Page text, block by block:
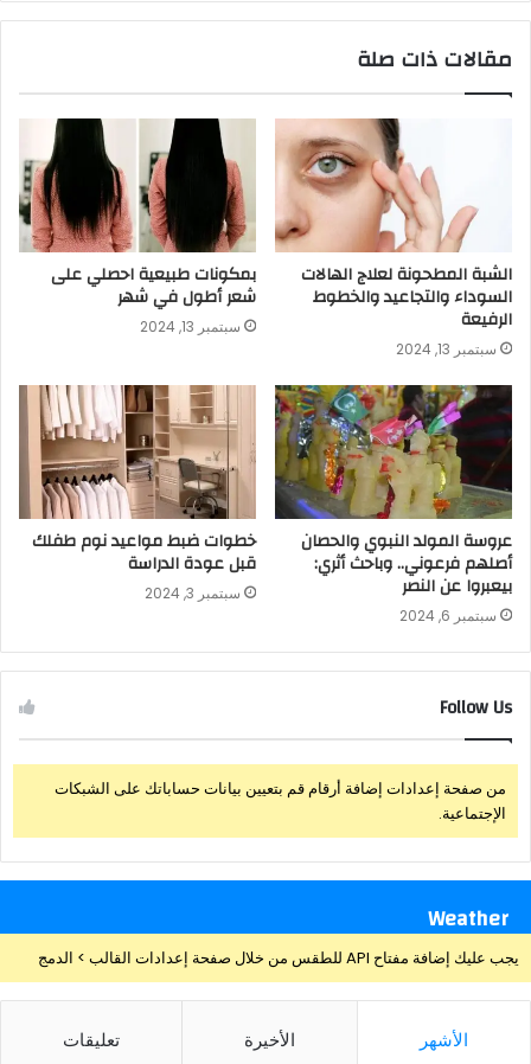
مقالات ذات صلة
الشبة المطحونة لعلاج الهالات
السوداء والتجاعيد والخطوط
الرفيعة
سبتمبر 13, 2024
بمكونات طبيعية احصلي على
شعر أطول في شهر
سبتمبر 13, 2024
عروسة المولد النبوي والحصان
أصلهم فرعوني.. وباحث أثري:
بيعبروا عن النصر
سبتمبر 6, 2024
خطوات ضبط مواعيد نوم طفلك
قبل عودة الدراسة
سبتمبر 3, 2024
Follow Us
من صفحة إعدادات إضافة أرقام قم بتعيين بيانات حساباتك على الشبكات
الإجتماعية.
Weather
يجب عليك إضافة مفتاح API للطقس من خلال صفحة إعدادات القالب > الدمج
الأشهر الأخيرة تعليقات